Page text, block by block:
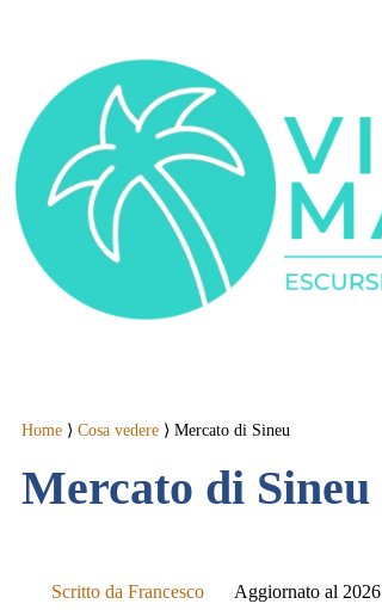
Home ⟩ Cosa vedere ⟩ Mercato di Sineu
Mercato di Sineu
Scritto da Francesco Aggiornato al 2026